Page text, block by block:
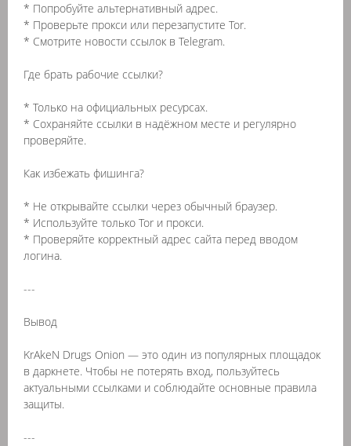
* Попробуйте альтернативный адрес.
* Проверьте прокси или перезапустите Tor.
* Смотрите новости ссылок в Telegram.
Где брать рабочие ссылки?
* Только на официальных ресурсах.
* Сохраняйте ссылки в надёжном месте и регулярно
проверяйте.
Как избежать фишинга?
* Не открывайте ссылки через обычный браузер.
* Используйте только Tor и прокси.
* Проверяйте корректный адрес сайта перед вводом
логина.
---
Вывод
KrAkeN Drugs Onion — это один из популярных площадок
в даркнете. Чтобы не потерять вход, пользуйтесь
актуальными ссылками и соблюдайте основные правила
защиты.
---